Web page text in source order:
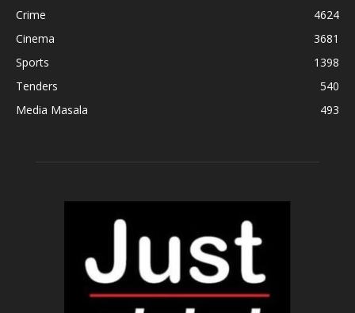
Crime
4624
Cinema
3681
Sports
1398
Tenders
540
Media Masala
493